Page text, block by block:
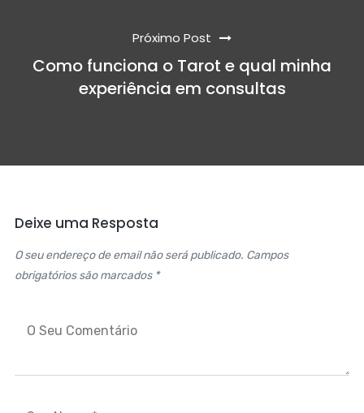
Próximo Post
Como funciona o Tarot e qual minha
experiência em consultas
Deixe uma Resposta
O seu endereço de email não será publicado. Campos
obrigatórios são marcados *